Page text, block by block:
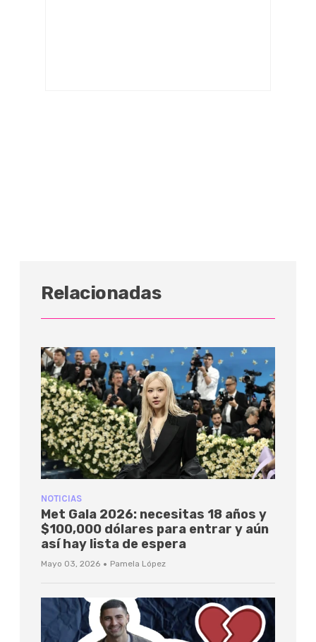
Relacionadas
NOTICIAS
Met Gala 2026: necesitas 18 años y
$100,000 dólares para entrar y aún
así hay lista de espera
Mayo 03, 2026 · Pamela López